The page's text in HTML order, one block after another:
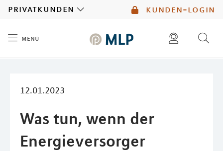
kunden-login
privatkunden
menü
12.01.2023
Was tun, wenn der
Energieversorger